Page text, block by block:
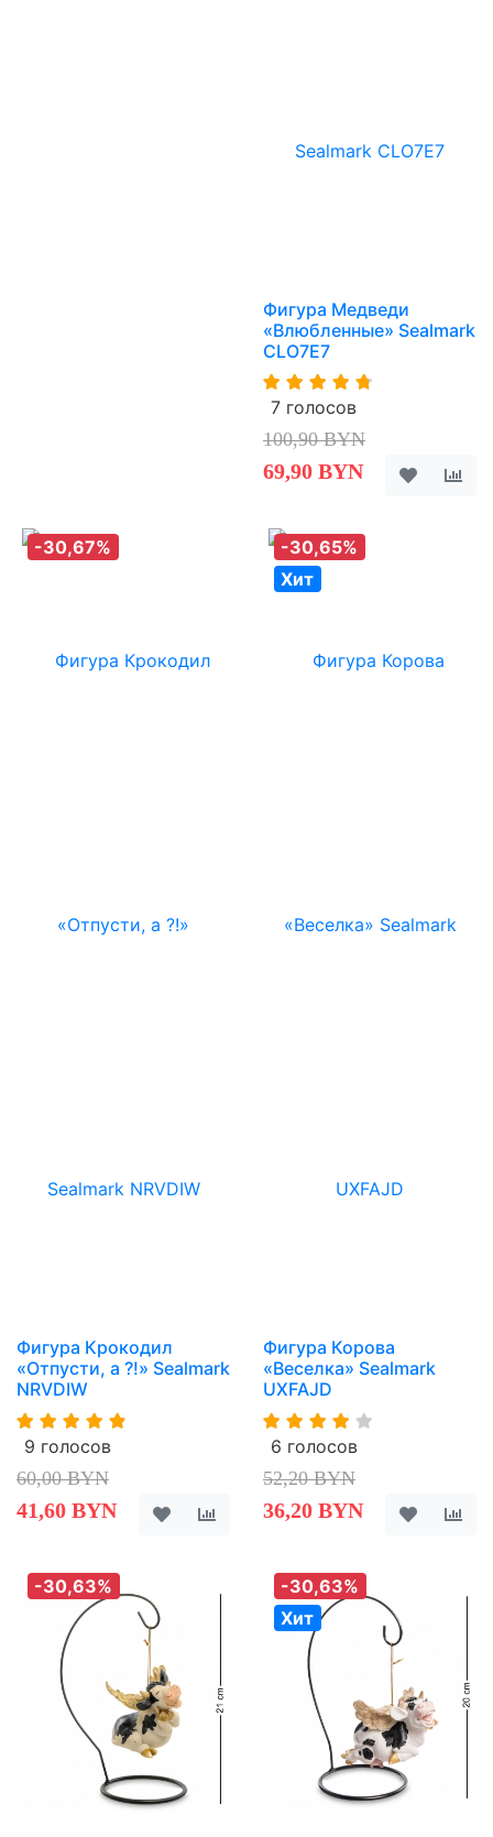
Фигура Медведи
«Влюбленные» Sealmark
CLO7E7
7 голосов
100,90 BYN
69,90 BYN
-30,67%
Фигура Крокодил
«Отпусти, а ?!» Sealmark
NRVDIW
9 голосов
60,00 BYN
41,60 BYN
-30,65%
Хит
Фигура Корова
«Веселка» Sealmark
UXFAJD
6 голосов
52,20 BYN
36,20 BYN
-30,63%
-30,63%
Хит